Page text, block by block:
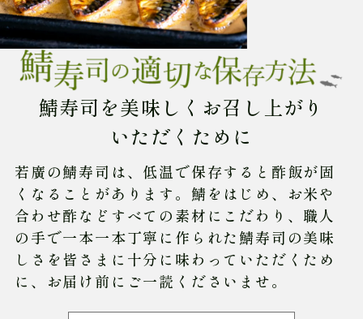
鯖寿司を美味しくお召し上がり
いただくために
若廣の鯖寿司は、低温で保存すると酢飯が固
くなることがあります。鯖をはじめ、お米や
合わせ酢などすべての素材にこだわり、職人
の手で一本一本丁寧に作られた鯖寿司の美味
しさを皆さまに十分に味わっていただくため
に、お届け前にご一読くださいませ。